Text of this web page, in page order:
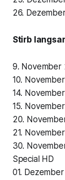
26.
Stirb
9. November
10.
14.
15.
20.
21.
30.
Special HD
01.